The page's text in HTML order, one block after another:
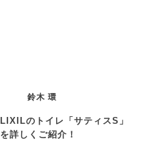
鈴木 環
LIXILのトイレ「サティスS」
を詳しくご紹介！